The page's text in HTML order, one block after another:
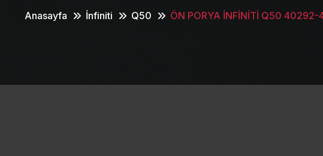
Anasayfa İnfiniti Q50 ÖN PORYA İNFİNİTİ Q50 40292-